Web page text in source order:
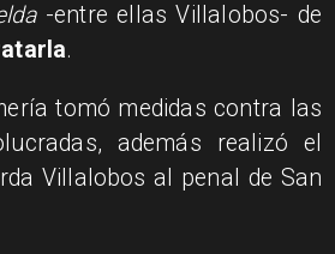
-entre ellas Villalobos- de
.
tomó medidas contra las
además realizó el
Villalobos al penal de San